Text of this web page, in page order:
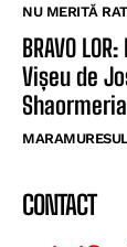
NU MERITĂ
BRAVO
Vișeu de
Shaormeria
CONTACT